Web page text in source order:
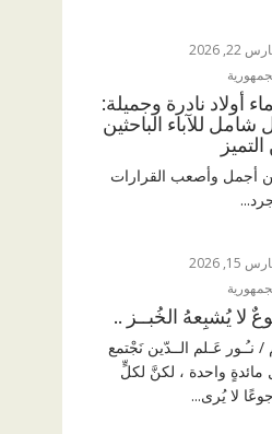
22, 2026
أولاد نادرة وجميلة:
شامل للآباء الباحثين
من أجمل وأصعب القرارات
15, 2026
لا يُشبِعهُ الخُبــز ..
/ نـُـور عَـلم الــدّين نَجْتمع
مائدةٍ واحدة ، لكنَّ لكلٍّ
لا يُرى...